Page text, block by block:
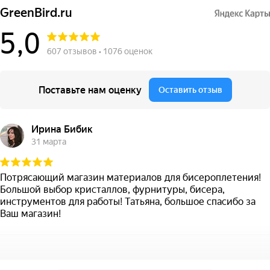
GreenBird.ru
5,0 607 отзывов • 1076 оценок
Поставьте нам оценку Оставить отзыв
Ирина Бибик
31 марта
Потрясающий магазин материалов для бисероплетения!
Большой выбор кристаллов, фурнитуры, бисера,
инструментов для работы! Татьяна, большое спасибо за
Ваш магазин!